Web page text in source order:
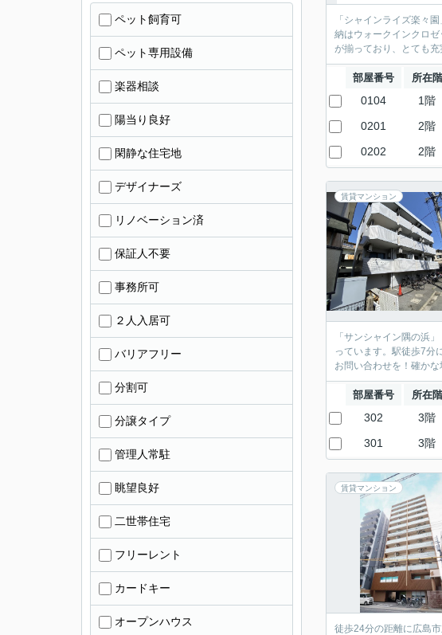
「シャインライズ楽々
納はウォークインクロ
が揃っており、とても
部屋番号 所在階
0104 1階
0201 2階
0202 2階
賃貸マンション
「サンシャイン隅の浜
っています。駅徒歩7分
お問い合わせを！確か
部屋番号 所在階
302 3階
301 3階
賃貸マンション
徒歩24分の距離に広島
ペット飼育可
ペット専用設備
楽器相談
陽当り良好
閑静な住宅地
デザイナーズ
リノベーション済
保証人不要
事務所可
２人入居可
バリアフリー
分割可
分譲タイプ
管理人常駐
眺望良好
二世帯住宅
フリーレント
カードキー
オープンハウス